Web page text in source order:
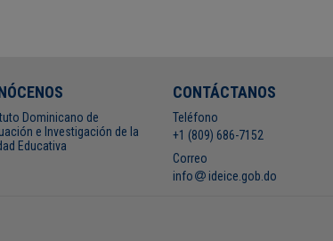
Dominicano de
e Investigación de la
Educativa
CONTÁCTANOS
Teléfono
+1 (809) 686-7152
Correo
info
ideice.gob.do